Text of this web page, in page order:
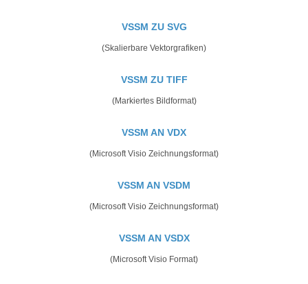
VSSM ZU SVG
(Skalierbare Vektorgrafiken)
VSSM ZU TIFF
(Markiertes Bildformat)
VSSM AN VDX
(Microsoft Visio Zeichnungsformat)
VSSM AN VSDM
(Microsoft Visio Zeichnungsformat)
VSSM AN VSDX
(Microsoft Visio Format)